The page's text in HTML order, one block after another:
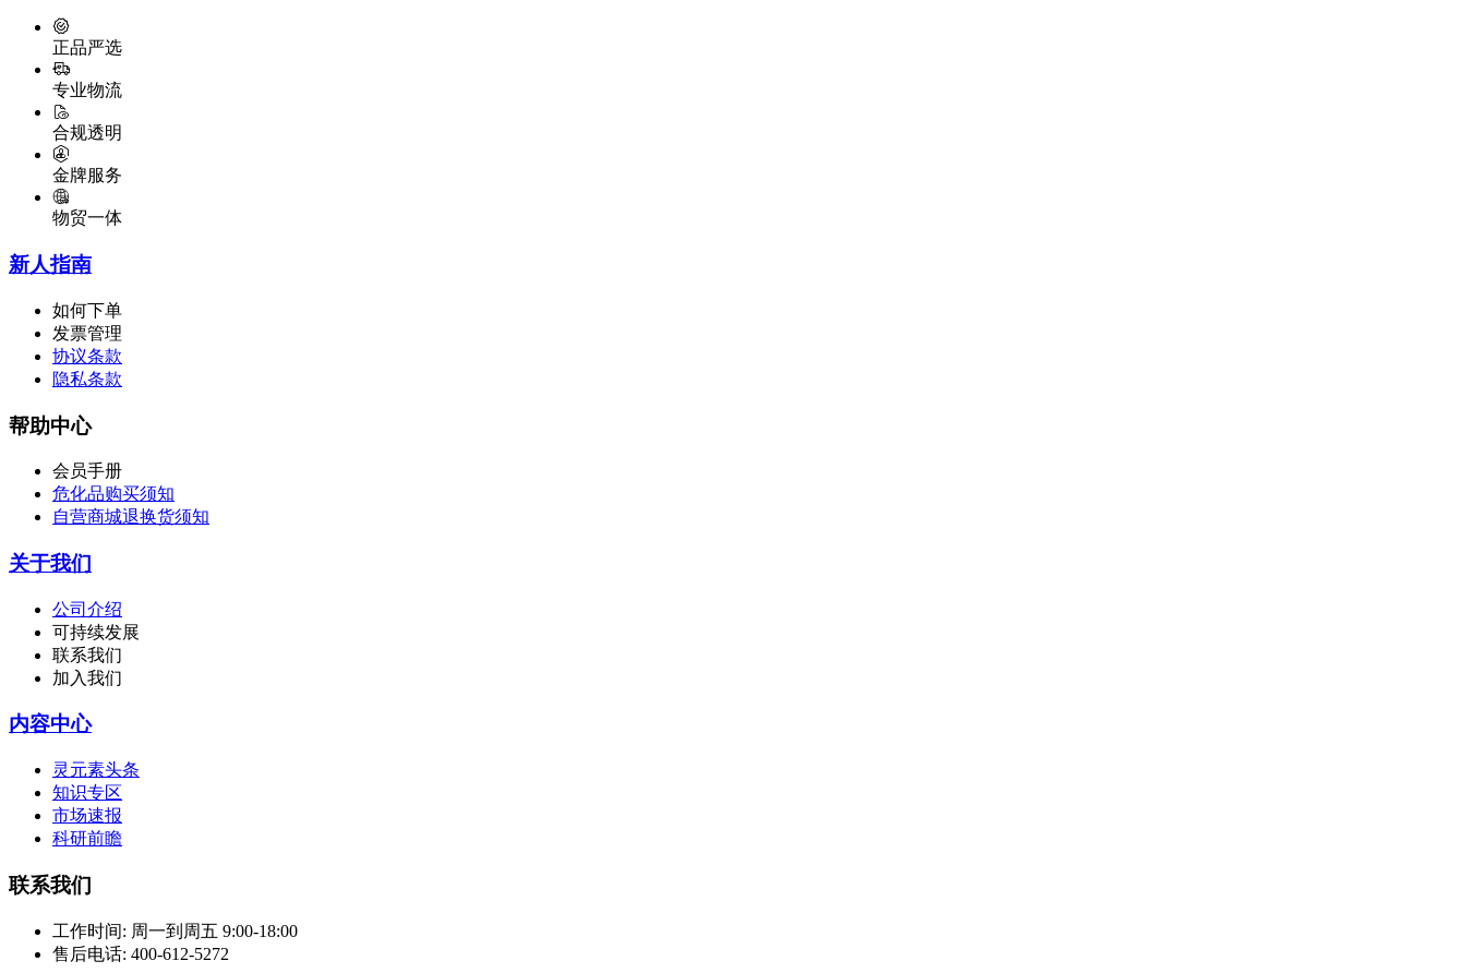
正品严选
专业物流
合规透明
金牌服务
物贸一体
新人指南
如何下单
发票管理
协议条款
隐私条款
帮助中心
会员手册
危化品购买须知
自营商城退换货须知
关于我们
公司介绍
可持续发展
联系我们
加入我们
内容中心
灵元素头条
知识专区
市场速报
科研前瞻
联系我们
工作时间: 周一到周五 9:00-18:00
售后电话: 400-612-5272